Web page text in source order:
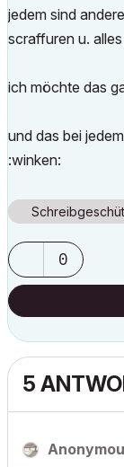
jedem sind
scraffuren u.
ich möchte das
und das bei
:winken:
0
5